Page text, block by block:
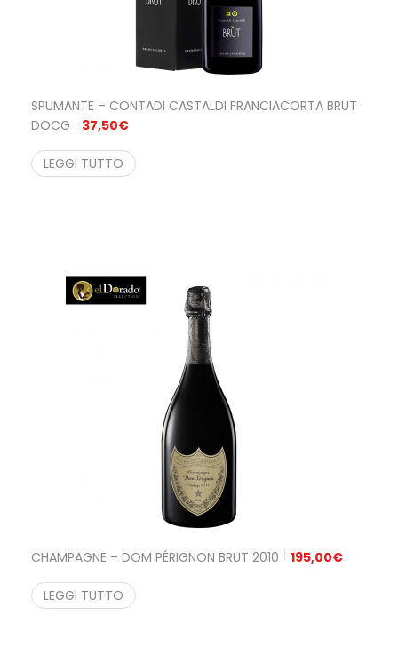
SPUMANTE – CONTADI CASTALDI FRANCIACORTA BRUT
DOCG
37,50€
LEGGI TUTTO
CHAMPAGNE – DOM PÉRIGNON BRUT 2010 195,00€
LEGGI TUTTO